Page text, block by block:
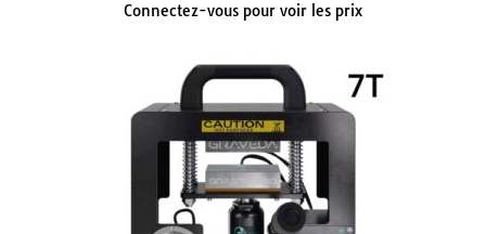
Connectez-vous pour voir les prix